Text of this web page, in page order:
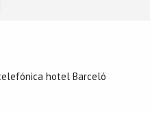
hotel Barceló